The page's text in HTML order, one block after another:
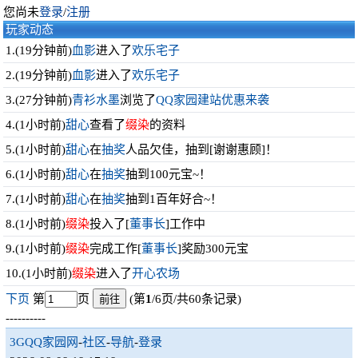
您尚未登录/注册
玩家动态
1.(19分钟前)血影进入了欢乐宅子
2.(19分钟前)血影进入了欢乐宅子
3.(27分钟前)青衫水墨浏览了QQ家园建站优惠来袭
4.(1小时前)甜心查看了缀染的资料
5.(1小时前)甜心在抽奖人品欠佳，抽到[谢谢惠顾]！
6.(1小时前)甜心在抽奖抽到100元宝~！
7.(1小时前)甜心在抽奖抽到1百年好合~！
8.(1小时前)缀染投入了[董事长]工作中
9.(1小时前)缀染完成工作[董事长]奖励300元宝
10.(1小时前)缀染进入了开心农场
下页 第 页 (第1/6页/共60条记录)
----------
3GQQ家园网-社区-导航-登录